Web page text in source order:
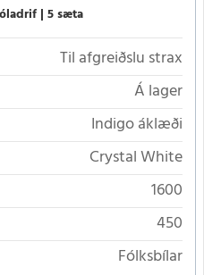
5 sæta
Til afgreiðslu strax
Á lager
Indigo áklæði
Crystal White
1600
450
Fólksbílar